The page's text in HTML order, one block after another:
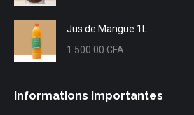
Jus de Mangue 1L
1 500.00 CFA
Informations importantes